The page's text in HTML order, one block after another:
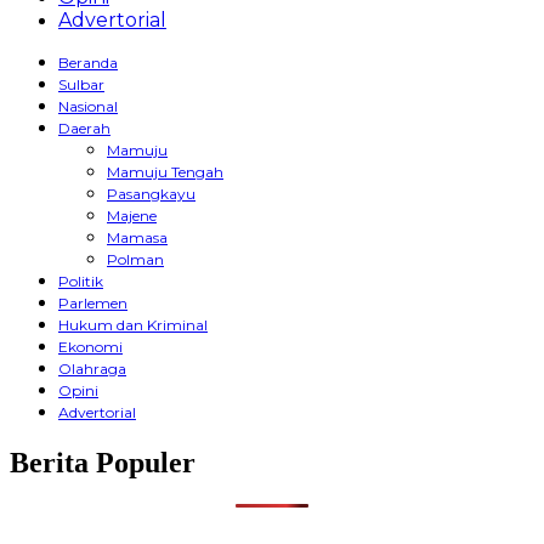
Advertorial
Beranda
Sulbar
Nasional
Daerah
Mamuju
Mamuju Tengah
Pasangkayu
Majene
Mamasa
Polman
Politik
Parlemen
Hukum dan Kriminal
Ekonomi
Olahraga
Opini
Advertorial
Berita Populer